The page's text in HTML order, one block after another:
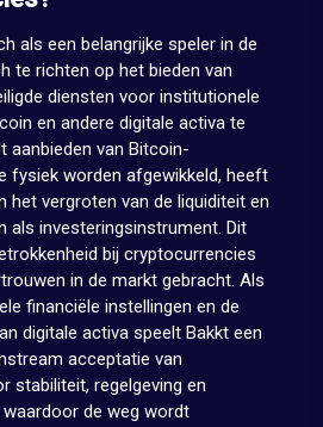
als een belangrijke speler in de
te richten op het bieden van
diensten voor institutionele
en andere digitale activa te
aanbieden van Bitcoin-
fysiek worden afgewikkeld, heeft
het vergroten van de liquiditeit en
als investeringsinstrument. Dit
bij cryptocurrencies
in de markt gebracht. Als
financiële instellingen en de
digitale activa speelt Bakkt een
acceptatie van
stabiliteit, regelgeving en
de weg wordt